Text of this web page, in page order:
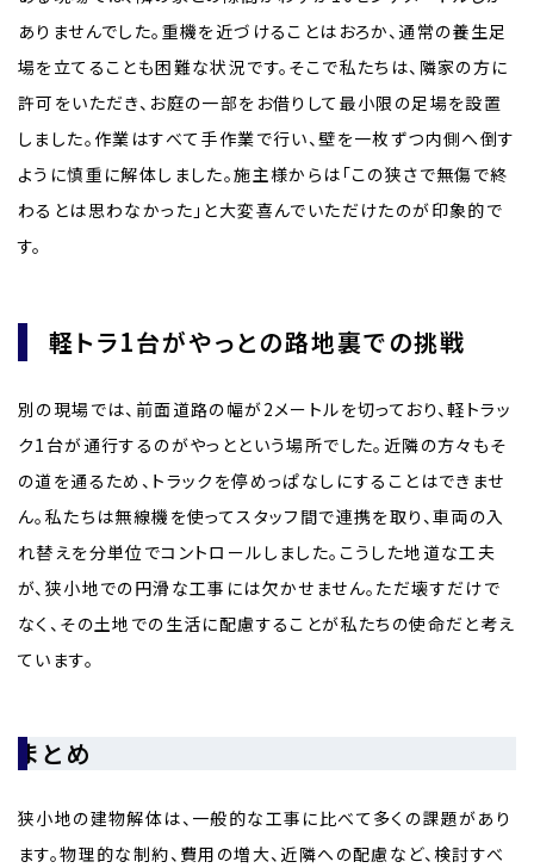
ありませんでした。重機を近づけることはおろか、通常の養生足
場を立てることも困難な状況です。そこで私たちは、隣家の方に
許可をいただき、お庭の一部をお借りして最小限の足場を設置
しました。作業はすべて手作業で行い、壁を一枚ずつ内側へ倒す
ように慎重に解体しました。施主様からは「この狭さで無傷で終
わるとは思わなかった」と大変喜んでいただけたのが印象的で
す。
軽トラ1台がやっとの路地裏での挑戦
別の現場では、前面道路の幅が2メートルを切っており、軽トラッ
ク1台が通行するのがやっとという場所でした。近隣の方々もそ
の道を通るため、トラックを停めっぱなしにすることはできませ
ん。私たちは無線機を使ってスタッフ間で連携を取り、車両の入
れ替えを分単位でコントロールしました。こうした地道な工夫
が、狭小地での円滑な工事には欠かせません。ただ壊すだけで
なく、その土地での生活に配慮することが私たちの使命だと考え
ています。
まとめ
狭小地の建物解体は、一般的な工事に比べて多くの課題があり
ます。物理的な制約、費用の増大、近隣への配慮など、検討すべ